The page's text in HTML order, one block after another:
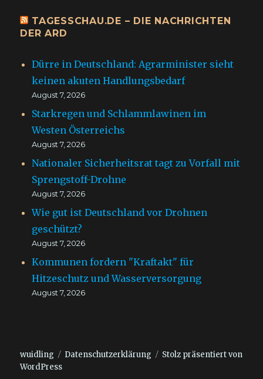
TAGESSCHAU.DE – DIE NACHRICHTEN
DER ARD
Dürre in Deutschland: Agrarminister sieht
keinen akuten Handlungsbedarf
August 7, 2026
Starkregen und Schlammlawinen im
Westen Österreichs
August 7, 2026
Nationaler Sicherheitsrat tagt zu Vorfall mit
Sprengstoff-Drohne
August 7, 2026
Wie gut ist Deutschland vor Drohnen
geschützt?
August 7, 2026
Kommunen fordern "Kraftakt" für
Hitzeschutz und Wasserversorgung
August 7, 2026
wuidling Datenschutzerklärung
Stolz präsentiert von
WordPress